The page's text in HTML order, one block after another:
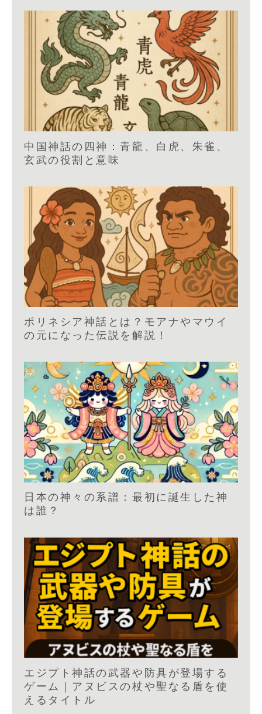
中国神話の四神：青龍、白虎、朱雀、
玄武の役割と意味
ポリネシア神話とは？モアナやマウイ
の元になった伝説を解説！
日本の神々の系譜：最初に誕生した神
は誰？
エジプト神話の武器や防具が登場する
ゲーム｜アヌビスの杖や聖なる盾を使
えるタイトル